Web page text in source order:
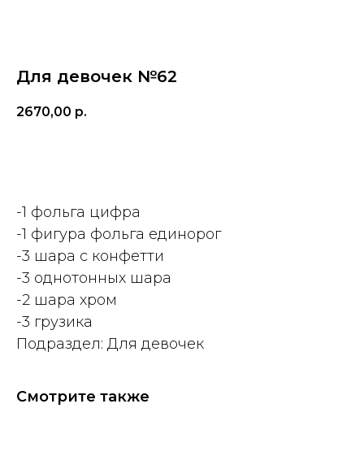
Для девочек №62
2670,00 р.
-1 фольга цифра
-1 фигура фольга единорог
-3 шара с конфетти
-3 однотонных шара
-2 шара хром
-3 грузика
Подраздел: Для девочек
Смотрите также